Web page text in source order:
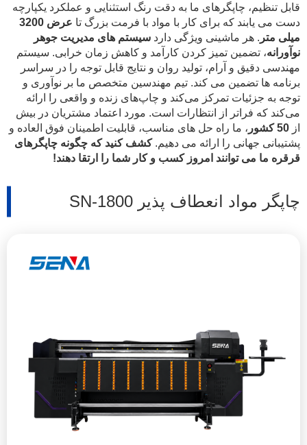
قابل تنظیم، چاپگرهای ما به دقت رنگ استثنایی و عملکرد یکپارچه
دست می یابند که برای کار با مواد با فرمت بزرگ تا
عرض 3200
میلی متر . هر ماشینی ویژگی دارد سیستم های مدیریت جوهر
نوآورانه، تضمین تمیز کردن کارآمد و کاهش زمان خرابی. سیستم
مهندسی دقیق و آرام، تولید روان و نتایج قابل توجه را در سراسر
برنامه ها تضمین می کند. تیم مهندسین متخصص ما بر نوآوری و
توجه به جزئیات تمرکز می‌کند و چاپ‌های زنده و واقعی را ارائه
می‌کند که فراتر از انتظارات است. مورد اعتماد مشتریان در بیش
از 50 کشور
، ما راه حل های مناسب، قابلیت اطمینان فوق العاده و
پشتیبانی جهانی را ارائه می دهیم.کشف کنید که چگونه چاپگرهای
قرقره ما می توانند امروز کسب و کار شما را ارتقا دهند!
چاپگر مواد انعطاف پذیر SN-1800